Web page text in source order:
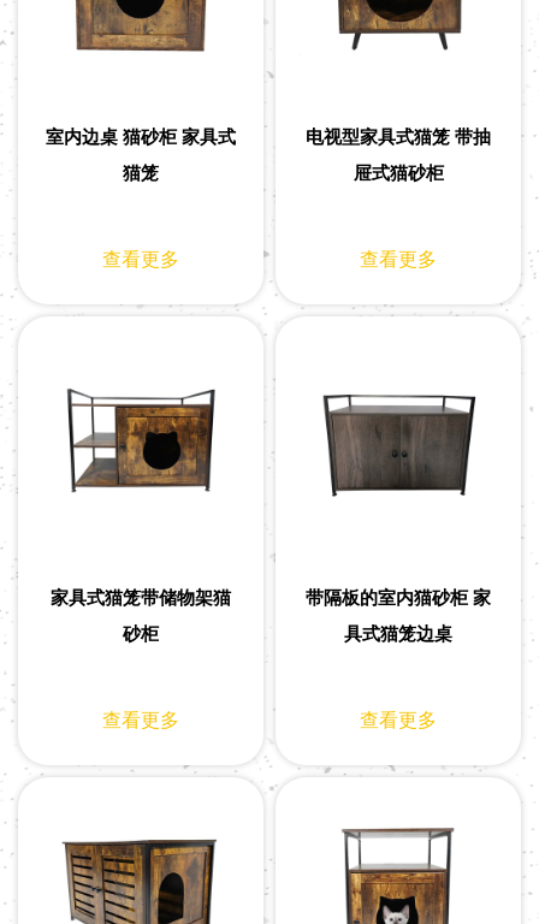
室内边桌 猫砂柜 家具式
猫笼
查看更多
电视型家具式猫笼 带抽
屉式猫砂柜
查看更多
家具式猫笼带储物架猫
砂柜
查看更多
带隔板的室内猫砂柜 家
具式猫笼边桌
查看更多